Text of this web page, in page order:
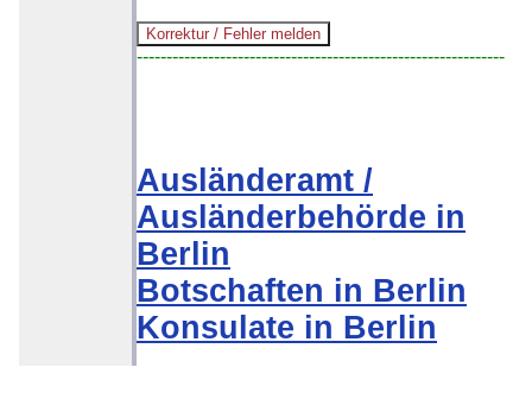
--------------------------------------------------------------
Ausländeramt /
Ausländerbehörde in
Berlin
Botschaften in Berlin
Konsulate in Berlin